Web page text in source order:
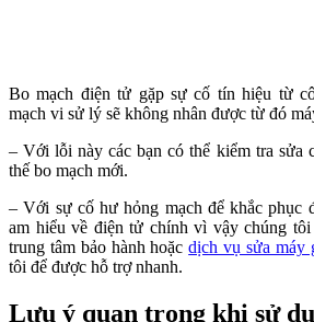
Bo mạch điện tử gặp sự cố tín hiệu từ
mạch vi sử lý sẽ không nhân được từ đó
– Với lỗi này các bạn có thể kiểm tra sửa
thế bo mạch mới.
– Với sự cố hư hỏng mạch để khắc phục
am hiểu về điện tử chính vì vậy chúng
trung tâm bảo hành hoặcdịch vụ sửa máy
tôi để được hỗ trợ nhanh.
Lưu ý quan trọng khi sử